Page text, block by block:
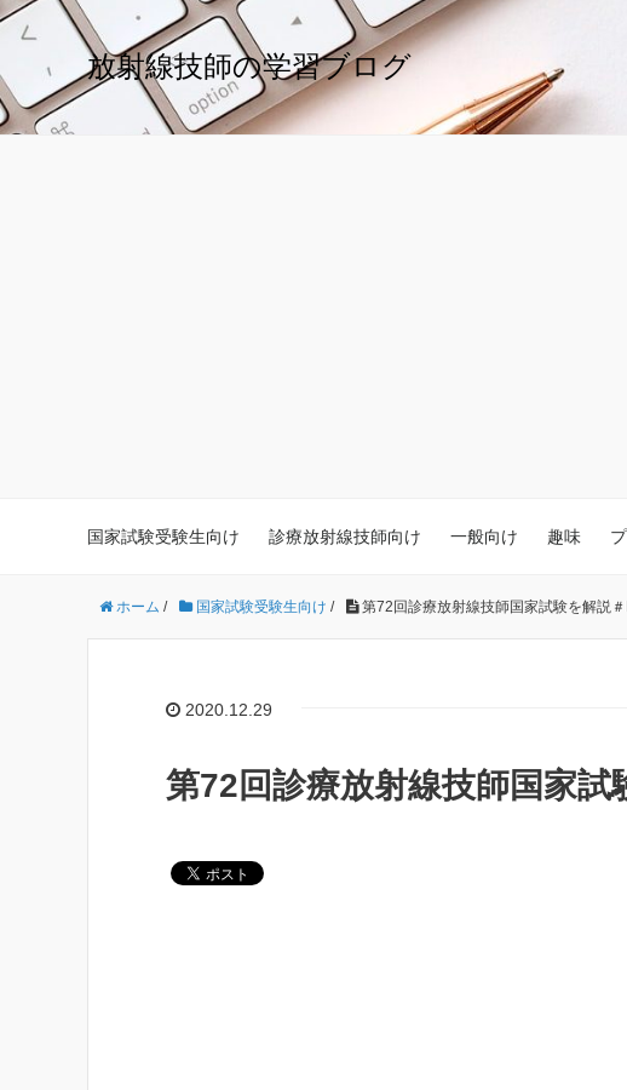
放射線技師の学習ブログ
国家試験受験生向け 診療放射線技師向け 一般向け 趣味
ホーム / 国家試験受験生向け / 第72回診療放射線技師国家試験を解説
2020.12.29
第72回診療放射線技師国家試